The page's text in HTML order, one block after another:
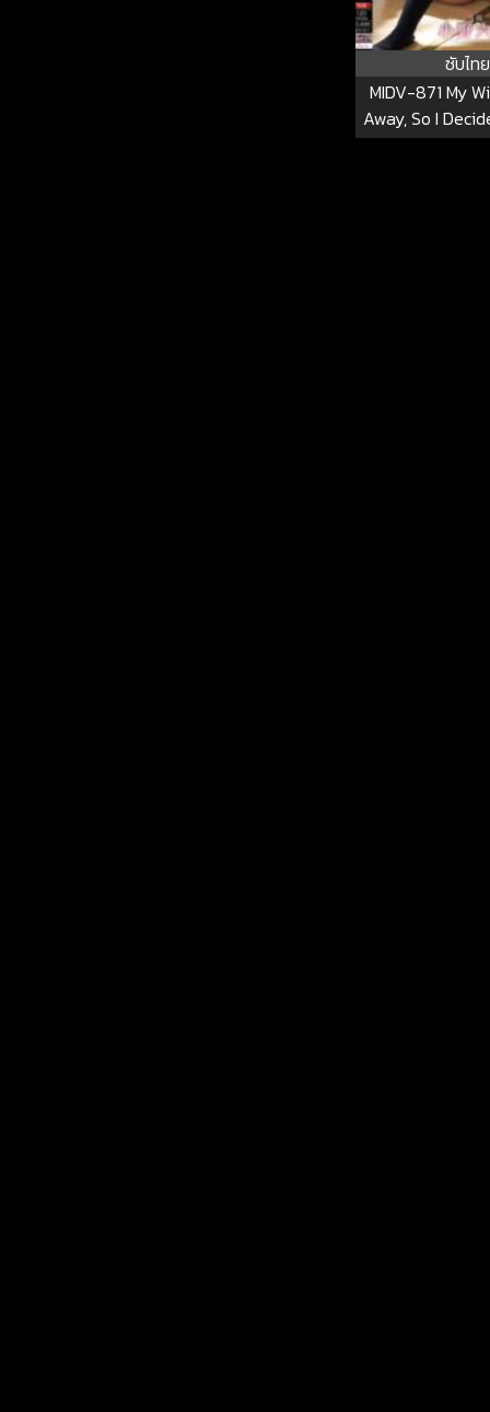
ซับไทย
MIDV-871 My
Away, So I
My Cute